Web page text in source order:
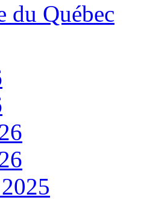
du Québec